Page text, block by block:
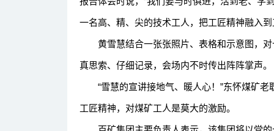
一名高、精、尖的技术工人，把工匠精神融入
黄雪慧结合一张张照片、表格和示意图，对
真思索、仔细记录，会场内不时传出阵阵掌声。
“雪慧的宣讲接地气、暖人心！”东怀煤矿老
工匠精神，对煤矿工人是莫大的激励。